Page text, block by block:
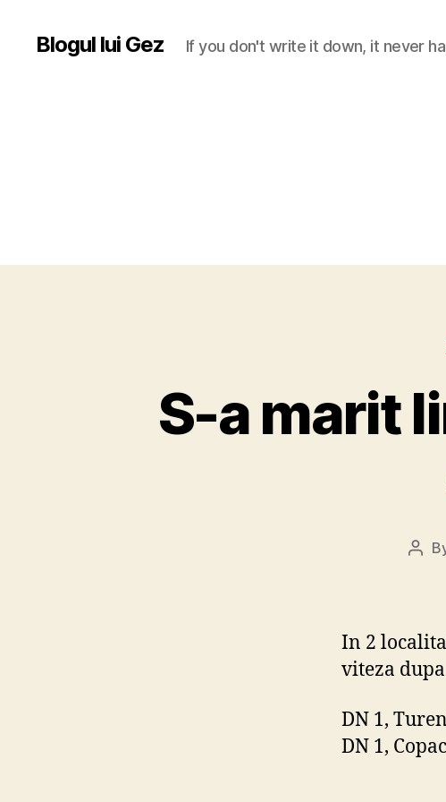
Blogul lui Gez If you don't write it down, it never
S-a marit
Post
In 2
viteza
DN 1,
DN 1,